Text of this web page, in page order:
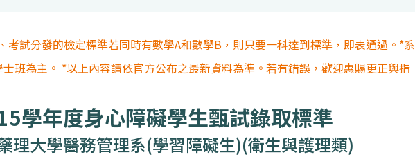
考試分發的檢定標準若同時有數學A和數學B，則只要一科達到標準，即表通過。*系
班為主。 *以上內容請依官方公布之最新資料為準。若有錯誤，歡迎惠賜更正與指
學年度身心障礙學生甄試錄取標準
理大學醫務管理系(學習障礙生)(衛生與護理類)